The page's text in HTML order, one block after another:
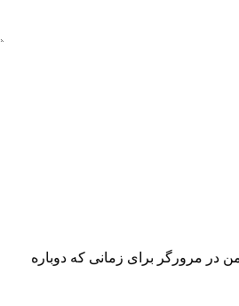
در مرورگر برای زمانی که دوباره